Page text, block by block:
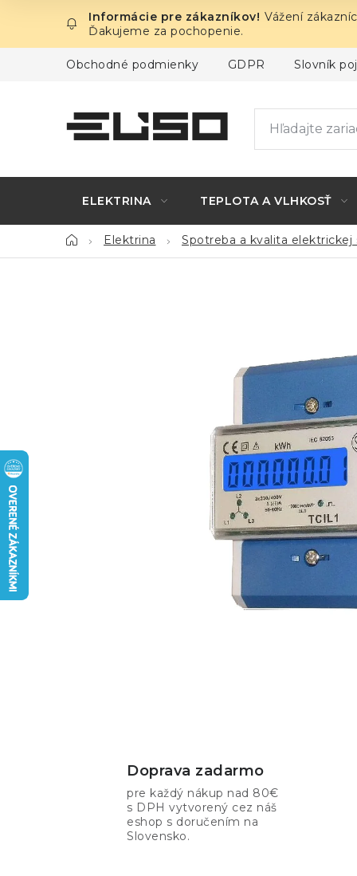
obsah
Vážení
Ďakujeme za pochopenie.
Obchodné podmienky GDPR Slovník
ELEKTRINA TEPLOTA A VLHKOSŤ
DomovElektrina Spotreba a kvalita elektrickej
Doprava zadarmo
pre každý nákup nad 80€
s DPH vytvorený cez náš
eshop s doručením na
Slovensko.